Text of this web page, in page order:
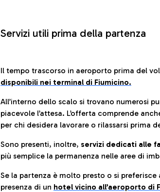
Servizi utili prima della partenza
Il tempo trascorso in aeroporto prima del
disponibili nei terminal di Fiumicino.
All’interno dello scalo si trovano numerosi
piacevole l’attesa. L’offerta comprende
per chi desidera lavorare o rilassarsi prima
Sono presenti, inoltre, servizi dedicati alle
più semplice la permanenza nelle aree di
Se la partenza è molto presto o si
presenza di un hotel vicino all’aeroporto di